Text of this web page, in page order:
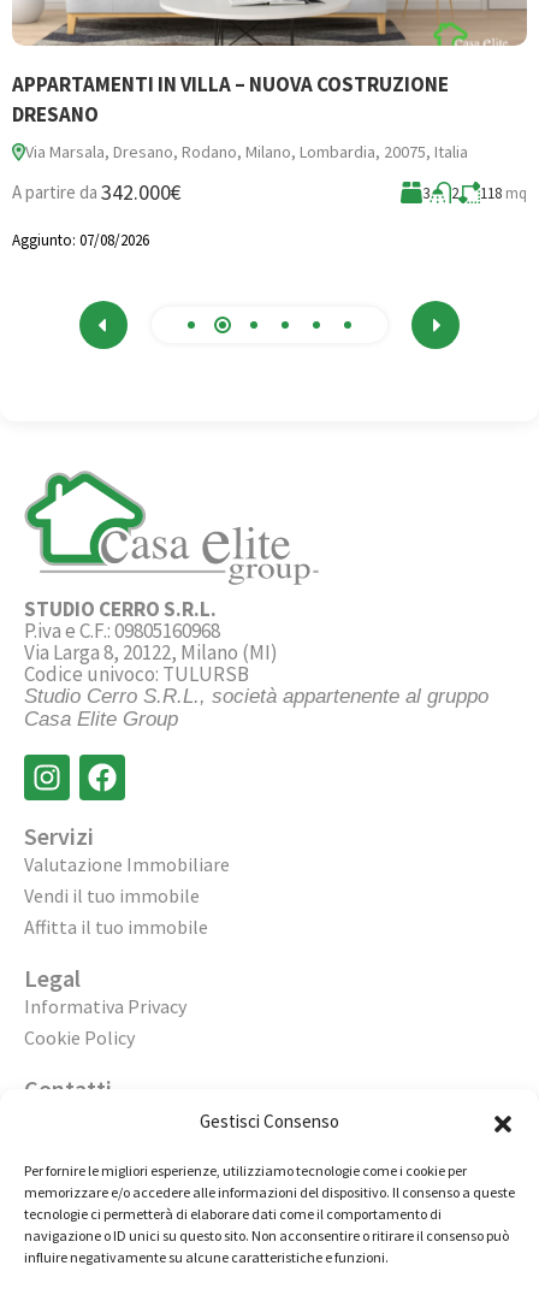
Gestisci Consenso
Per fornire le migliori esperienze, utilizziamo tecnologie come i cookie per
memorizzare e/o accedere alle informazioni del dispositivo. Il consenso a queste
tecnologie ci permetterà di elaborare dati come il comportamento di
navigazione o ID unici su questo sito. Non acconsentire o ritirare il consenso può
influire negativamente su alcune caratteristiche e funzioni.
APPARTAMENTI IN VILLA – NUOVA COSTRUZIONE
DRESANO
Via Marsala, Dresano, Rodano, Milano, Lombardia, 20075, Italia
A partire da 342.000€ 3 2 118 mq
Aggiunto: 07/08/2026
STUDIO CERRO S.R.L.
P.iva e C.F.: 09805160968
Via Larga 8, 20122, Milano (MI)
Codice univoco: TULURSB
Studio Cerro S.R.L., società appartenente al gruppo
Casa Elite Group
Servizi
Valutazione Immobiliare
Vendi il tuo immobile
Affitta il tuo immobile
Legal
Informativa Privacy
Cookie Policy
Contatti
02 98236472
info@immobiliarecasaelite.it